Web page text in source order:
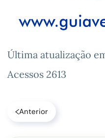
Última atualização
Acessos 2613
Anterior